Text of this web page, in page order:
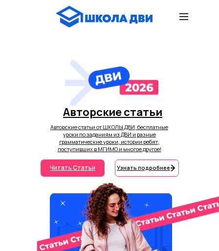
Узнать подробнее
Авторские статьи
Авторские статьи от ШКОЛЫ ДВИ, бесплатные
уроки по заданиям из ДВИ и разные
грамматические уроки, истории ребят,
поступивших в МГИМО и многое другое!
Читать Статьи